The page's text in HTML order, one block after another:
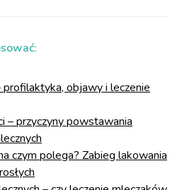
profilaktyka, objawy i leczenie
– przyczyny powstawania
czym polega? Zabieg lakowania